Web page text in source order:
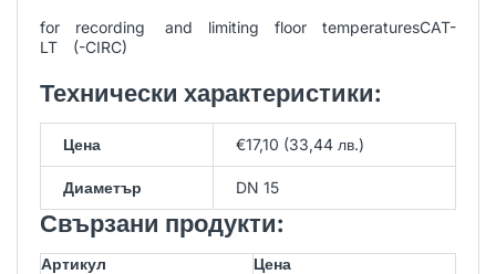
for recording and limiting floor temperaturesCAT-
LT (-CIRC)
Технически характеристики:
Цена €17,10 (33,44 лв.)
Диаметър DN 15
Свързани продукти:
Артикул
Цена